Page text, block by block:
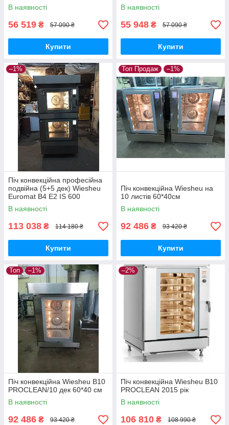
В наявності
56 519 ₴ 57 090 ₴
Купити
В наявності
55 948 ₴ 57 090 ₴
Купити
–1%
Піч конвекційна професійна
подвійна (5+5 дек) Wiesheu
Euromat B4 E2 IS 600
(Німеччина)
В наявності
113 038 ₴ 114 180 ₴
Купити
Топ Продаж –1%
Піч конвекційна Wiesheu на
10 листів 60*40см
В наявності
92 486 ₴ 93 420 ₴
Купити
Топ –1%
Піч конвекційна Wiesheu B10
PROCLEAN/10 дек 60*40 см
В наявності
92 486 ₴ 93 420 ₴
–2%
Піч конвекційна Wiesheu B10
PROCLEAN 2015 рік
В наявності
106 810 ₴ 108 990 ₴